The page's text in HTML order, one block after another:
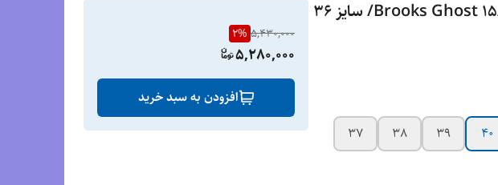
کتونی بروکس گاست 15 مسترکوالیتی/Brooks Ghost 15/ سایز 36
40
39
38
37
5,430,000
2%
5,280,000
افزودن به سبد خرید